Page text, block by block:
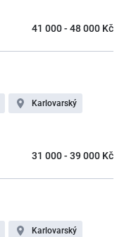
41 000 - 48 000 Kč
Karlovarský
31 000 - 39 000 Kč
Karlovarský